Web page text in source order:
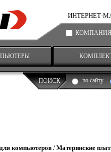
ИНТЕРНЕТ-
КОМПАНИЯ
ПОИСК по сайту
компьютеров /Материнские